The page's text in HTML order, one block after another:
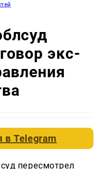
экс-
вTelegram
пересмотрел